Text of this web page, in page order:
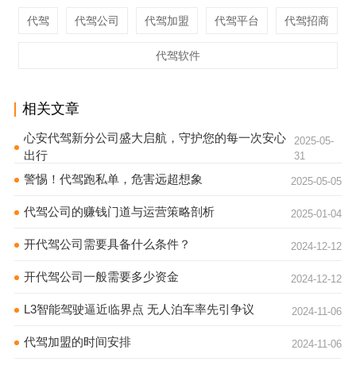
代驾 代驾公司 代驾加盟 代驾平台 代驾招商
代驾软件
相关文章
心安代驾新分公司盛大启航，守护您的每一次安心
出行
2025-05-
31
警惕！代驾跑私单，危害远超想象 2025-05-05
代驾公司的赚钱门道与运营策略剖析 2025-01-04
开代驾公司需要具备什么条件？ 2024-12-12
开代驾公司一般需要多少资金 2024-12-12
L3智能驾驶逼近临界点 无人泊车率先引争议 2024-11-06
代驾加盟的时间安排 2024-11-06